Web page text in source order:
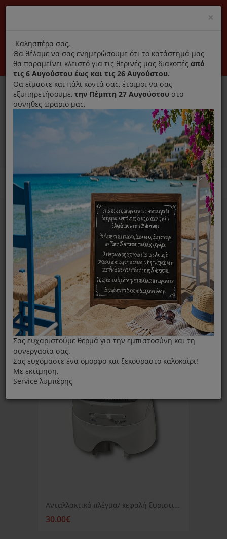
Αποκλειστικά γνήσια ανταλλακτικά
Σύνδεση Εγγραφή Εταιρεία Επικοινωνία
0
Ανταλλακτικά ηλεκτρικών συσκευών MENU
Home
Προσωπική Φροντίδα
Αποτριχωτική Μηχανή
ΦΊΛΤΡΑ Ταξινόμηση ανά:
Εμφάνιση:
Ανταλλακτικό πλέγμα/ κεφαλή ξυριστικής μηχανής Braun Silk epil
30.00€
×
title
Καλησπέρα σας,
Θα θέλαμε να σας ενημερώσουμε ότι το κατάστημά μας
θα παραμείνει κλειστό για τις θερινές μας διακοπές από
τις 6 Αυγούστου έως και τις 26 Αυγούστου.
Θα είμαστε και πάλι κοντά σας, έτοιμοι να σας
εξυπηρετήσουμε, την Πέμπτη 27 Αυγούστου στο
σύνηθες ωράριό μας.
Σας ευχαριστούμε θερμά για την εμπιστοσύνη και τη
συνεργασία σας.
Σας ευχόμαστε ένα όμορφο και ξεκούραστο καλοκαίρι!
Με εκτίμηση,
Service λυμπέρης